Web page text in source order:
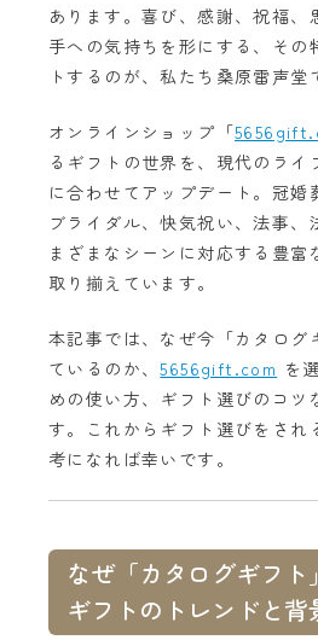
あります。喜び、感謝、祝福
手への気持ちを形にする、その
トするのが、私たち桑原雷声堂
オンラインショップ「
るギフトの世界を、現代のライ
に合わせてアップデート。冠婚
ブライダル、快気祝い、法事、
まざまなシーンに対応する豊富
取り揃えています。
本記事では、なぜ今「カタログ
ているのか、5656gift.com を
めの使い方、ギフト選びのコツ
す。これからギフト選びをされ
考になれば幸いです。
なぜ「カタログギフト
ギフトのトレンドと背